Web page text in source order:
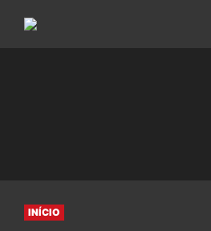
INÍCIO